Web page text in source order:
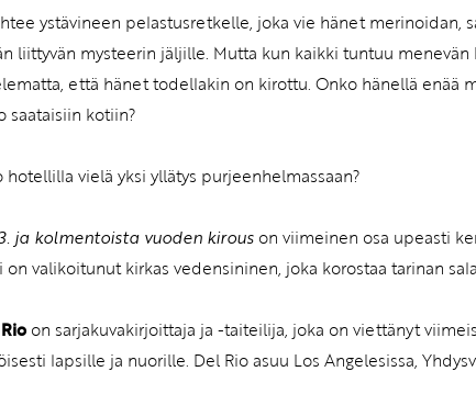
ystävineen pelastusretkelle, joka vie hänet merinoidan,
liittyvän mysteerin jäljille. Mutta kun kaikki tuntuu
että hänet todellakin on kirottu. Onko hänellä enää
saataisiin kotiin?
hotellilla vielä yksi yllätys purjeenhelmassaan?
ja kolmentoista vuoden kirous on viimeinen osa upeasti
on valikoitunut kirkas vedensininen, joka korostaa tarinan
on sarjakuvakirjoittaja ja -taiteilija, joka on viettänyt
lapsille ja nuorille. Del Rio asuu Los Angelesissa,